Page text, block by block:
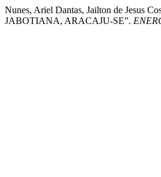
Nunes, Ariel Dantas, Jailton de Jesus
JABOTIANA, ARACAJU-SE”.